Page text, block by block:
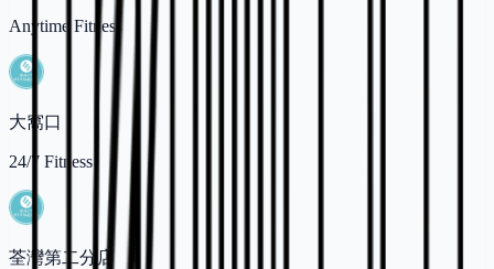
Anytime Fitness
大窩口
24/7 Fitness
荃灣第二分店